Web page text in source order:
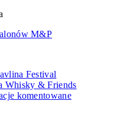
M&P
Festival
Whisky & Friends
komentowane